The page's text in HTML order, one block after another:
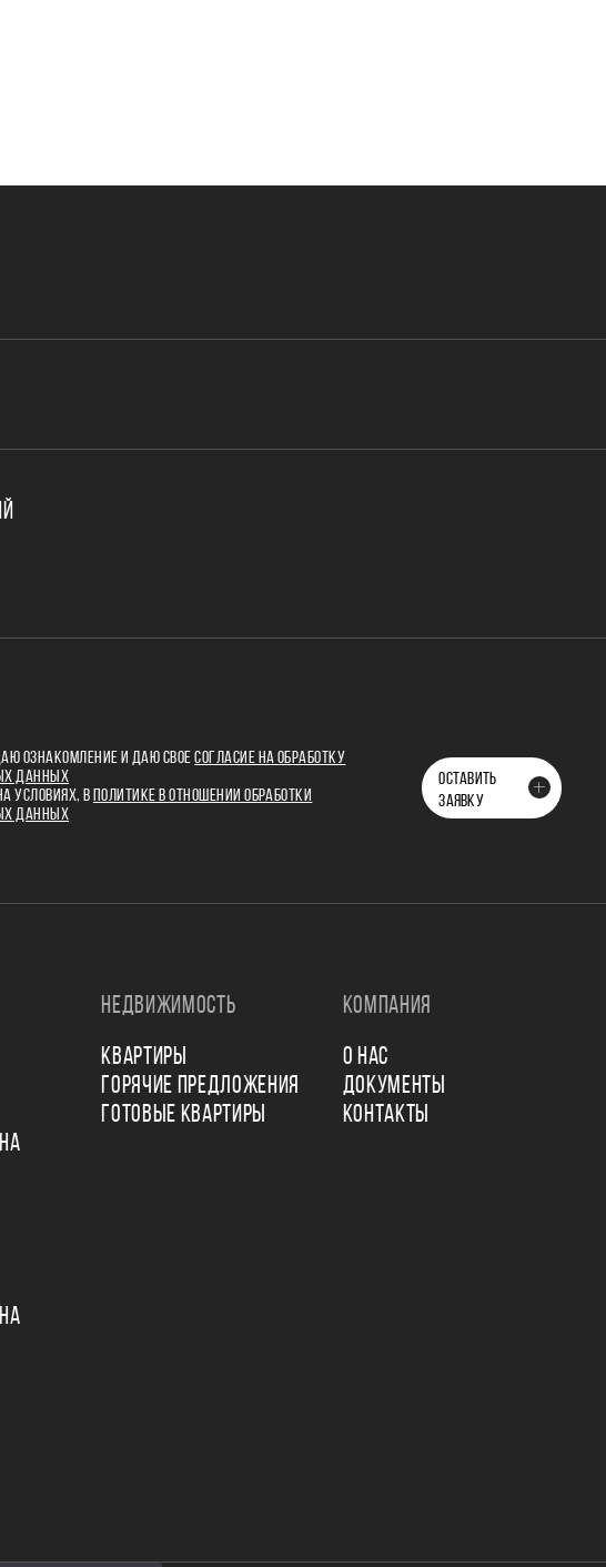
ОЗНАКОМЛЕНИЕ И ДАЮ СВОЕСОГЛАСИЕ НА ОБРАБОТКУ
ДАННЫХ
УСЛОВИЯХ, В
ПОЛИТИКЕ В ОТНОШЕНИИ ОБРАБОТКИ
ДАННЫХ
ОСТАВИТЬ
ЗАЯВКУ
НЕДВИЖИМОСТЬ
КВАРТИРЫ
ГОРЯЧИЕ ПРЕДЛОЖЕНИЯ
ГОТОВЫЕ КВАРТИРЫ
КОМПАНИЯ
О НАС
ДОКУМЕНТЫ
КОНТАКТЫ